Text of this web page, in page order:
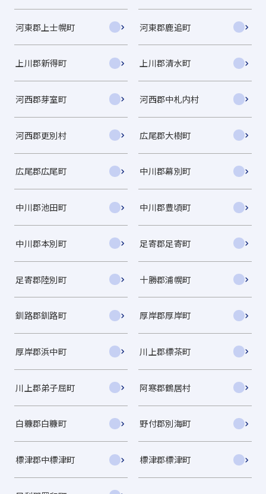
河東郡上士幌町 河東郡鹿追町
上川郡新得町 上川郡清水町
河西郡芽室町 河西郡中札内村
河西郡更別村 広尾郡大樹町
広尾郡広尾町 中川郡幕別町
中川郡池田町 中川郡豊頃町
中川郡本別町 足寄郡足寄町
足寄郡陸別町 十勝郡浦幌町
釧路郡釧路町 厚岸郡厚岸町
厚岸郡浜中町 川上郡標茶町
川上郡弟子屈町 阿寒郡鶴居村
白糠郡白糠町 野付郡別海町
標津郡中標津町 標津郡標津町